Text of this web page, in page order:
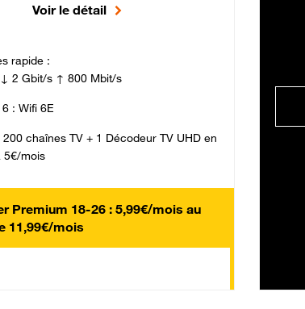
Voir le détail
rapide :
2 Gbit/s ↑ 800 Mbit/s
: Wifi 6E
200 chaînes TV + 1 Décodeur TV UHD en
5€/mois
Premium 18-26 : 5,99€/mois au
11,99€/mois